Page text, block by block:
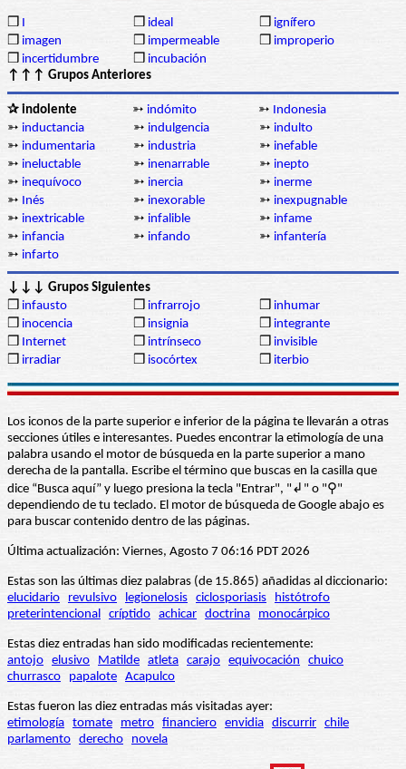
❒ I ❒ ideal ❒ ignífero
❒ imagen ❒ impermeable ❒ improperio
❒ incertidumbre ❒ incubación
↑↑↑ Grupos Anteriores
✰ indolente ➳ indómito ➳ Indonesia
➳ inductancia ➳ indulgencia ➳ indulto
➳ indumentaria ➳ industria ➳ inefable
➳ ineluctable ➳ inenarrable ➳ inepto
➳ inequívoco ➳ inercia ➳ inerme
➳ Inés ➳ inexorable ➳ inexpugnable
➳ inextricable ➳ infalible ➳ infame
➳ infancia ➳ infando ➳ infantería
➳ infarto
↓↓↓ Grupos Siguientes
❒ infausto ❒ infrarrojo ❒ inhumar
❒ inocencia ❒ insignia ❒ integrante
❒ Internet ❒ intrínseco ❒ invisible
❒ irradiar ❒ isocórtex ❒ iterbio
Los iconos de la parte superior e inferior de la página te llevarán a otras
secciones útiles e interesantes. Puedes encontrar la etimología de una
palabra usando el motor de búsqueda en la parte superior a mano
derecha de la pantalla. Escribe el término que buscas en la casilla que
dice “Busca aquí” y luego presiona la tecla "Entrar", "↲" o "⚲"
dependiendo de tu teclado. El motor de búsqueda de Google abajo es
para buscar contenido dentro de las páginas.
Última actualización: Viernes, Agosto 7 06:16 PDT 2026
Estas son las últimas diez palabras (de 15.865) añadidas al diccionario:
elucidario
revulsivo legionelosis ciclosporiasis
histótrofo
preterintencional críptido achicar doctrina monocárpico
Estas diez entradas han sido modificadas recientemente:
antojo elusivo Matilde atleta carajo equivocación
chuico
churrasco
papalote Acapulco
Estas fueron las diez entradas más visitadas ayer:
etimología tomate metro financiero envidia discurrir chile
parlamento derecho novela